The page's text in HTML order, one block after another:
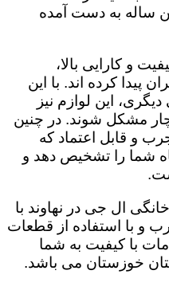
ساله به دست آمده
و کارایی بالا،
پیدا کرده اند. با این
این لوازم نیز
مشکل شوند. در چنین
و قابل اعتماد که
شما را تشخیص دهد و
ال جی در نهاوند با
و با استفاده از قطعات
با کیفیت به شما
خوزستان می باشد.